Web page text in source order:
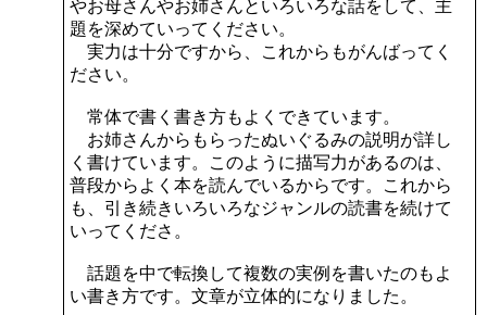
やお母さんやお姉さんといろいろな話をして、主
題を深めていってください。
実力は十分ですから、これからもがんばってく
ださい。
常体で書く書き方もよくできています。
お姉さんからもらったぬいぐるみの説明が詳し
く書けています。このように描写力があるのは、
普段からよく本を読んでいるからです。これから
も、引き続きいろいろなジャンルの読書を続けて
いってくださ。
話題を中で転換して複数の実例を書いたのもよ
い書き方です。文章が立体的になりました。